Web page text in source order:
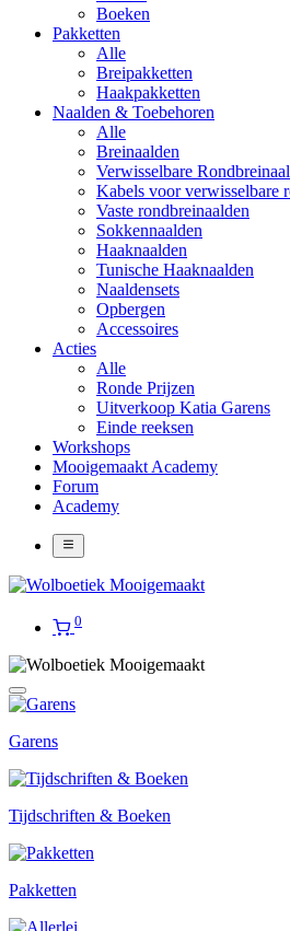
Boeken
Pakketten
Alle
Breipakketten
Haakpakketten
Naalden & Toebehoren
Alle
Breinaalden
Verwisselbare
Kabels voor verwisselbare
Vaste rondbreinaalden
Sokkennaalden
Haaknaalden
Tunische Haaknaalden
Naaldensets
Opbergen
Accessoires
Acties
Alle
Ronde Prijzen
Uitverkoop Katia Garens
Einde reeksen
Workshops
Mooigemaakt Academy
Forum
Academy
0
Garens
Tijdschriften & Boeken
Pakketten